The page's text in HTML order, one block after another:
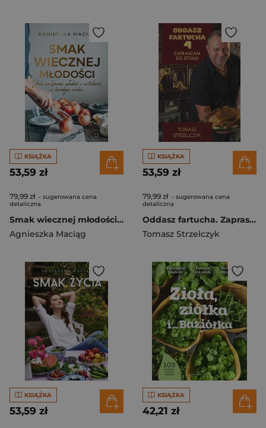
KSIĄŻKA
53,59 zł
79,99 zł - sugerowana cena
detaliczna
Smak wiecznej młodości. Jak zachować młodość i witalność w każdym wieku [wyd. 2, 2025]
Agnieszka Maciąg
KSIĄŻKA
53,59 zł
79,99 zł - sugerowana cena
detaliczna
Oddasz fartucha. Zapraszam do stołu!
Tomasz Strzelczyk
KSIĄŻKA
53,59 zł
KSIĄŻKA
42,21 zł